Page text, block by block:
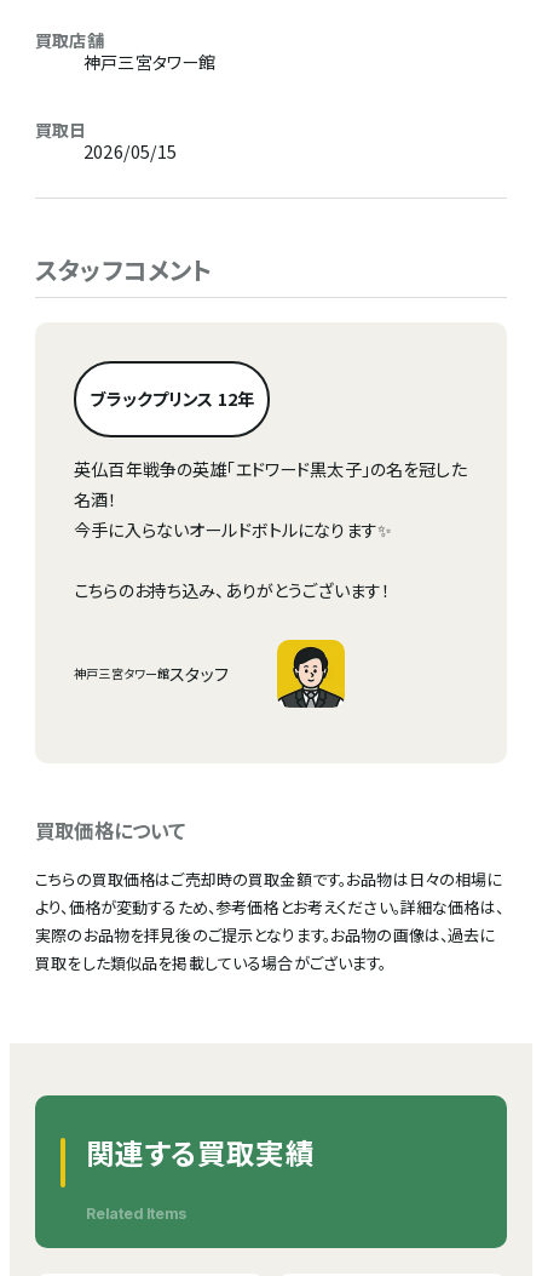
買取店舗
神戸三宮タワー館
買取日
2026/05/15
スタッフコメント
ブラックプリンス 12年
英仏百年戦争の英雄「エドワード黒太子」の名を冠した
名酒！
今手に入らないオールドボトルになります✨
こちらのお持ち込み、ありがとうございます！
神戸三宮タワー館スタッフ
買取価格について
こちらの買取価格はご売却時の買取金額です。お品物は日々の相場に
より、価格が変動するため、参考価格とお考えください。詳細な価格は、
実際のお品物を拝見後のご提示となります。お品物の画像は、過去に
買取をした類似品を掲載している場合がございます。
関連する買取実績
Related Items